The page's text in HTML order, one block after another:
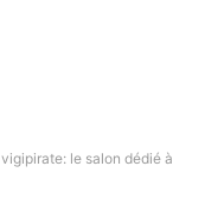
le salon dédié à